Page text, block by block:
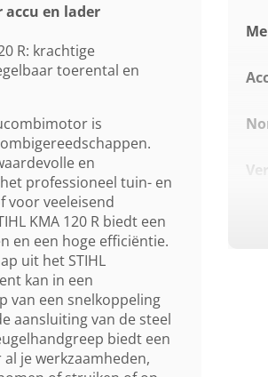
accu en lader
R: krachtige
toerental en
is
en
professioneel tuin- en
voor veeleisend
KMA 120 R biedt een
en een hoge efficiëntie.
uit het STIHL
kan in een
van een snelkoppeling
aansluiting van de steel
biedt een
je werkzaamheden,